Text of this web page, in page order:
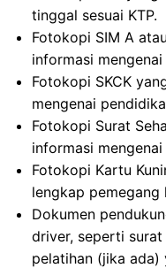
tinggal sesuai KTP.
Fotokopi SIM A
informasi mengenai
Fotokopi SKCK
mengenai
Fotokopi Surat
informasi
Fotokopi Kartu
lengkap pemegang
Dokumen
driver, seperti
pelatihan (jika ada)